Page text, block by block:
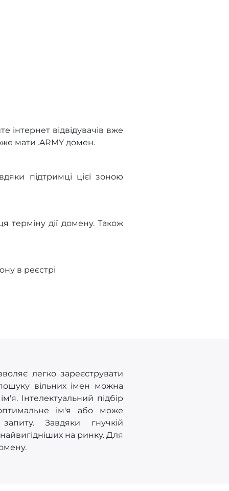
інтернет відвідувачів вже
мати .ARMY домен.
підтримці цієї зоною
терміну дії домену. Також
в реєстрі
легко зареєструвати
вільних імен можна
Інтелектуальний підбір
ім'я або може
Завдяки гнучкій
на ринку. Для